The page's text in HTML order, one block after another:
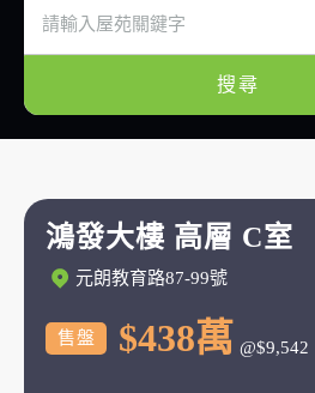
搜尋
鴻發大樓 高層 C室
元朗教育路87-99號
售盤 $438萬 @$9,542